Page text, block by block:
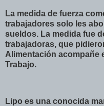
La medida de fuerza
trabajadores solo les
sueldos. La medida fue
trabajadoras, que
Alimentación acompañe
Trabajo.
Lipo es una conocida